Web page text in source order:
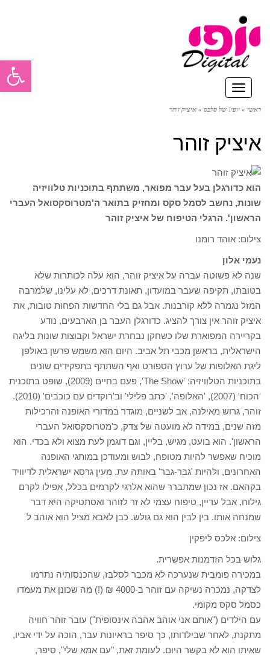
תפריט
ראשי » יופי! של סלבס » איציק זוהר
איציק זוהר
הוא כדורגלן בעל עבר מפואר, משתתף בתוכניות טלוויזיה
שונות, נחשב לסמל סקס ומחזיק בתואר ה'מטרוסקסואל העברי
הראשון'. הרגלי הטיפוח של איציק זוהר
צילום: אוהד רומנו
נעמי אלון
שנה לא פשוטה עברה על איציק זוהר, הוא עלה לכותרות שלא
בטובתו, תקיפה שעבר במועדון, תאונת דרכים, לא עלינו, שלמרבה
המזל נגמרה ללא קורבנות. אבל גם בלי החדשות הפחות טובות, את
איציק זוהר אין צורך להציג. כדורגלן העבר בן הארבעים, נודע
בקריירה המפוארת שלו כשחקן נבחרת ישראל וקבוצות שונות בליגה
הישראלית, בראשן מכבי תל אביב. היום הוא משמש פרשן באולפן
ליגת האלופות של ערוץ הספורט ואף השתתף בתפקידים שונים
בתוכניות הטלוויזיה: 'The Show', פעם בחיים (2009), שופט בתוכנית
'הכוח' (2007), 'האלופה', 'כתב פלילי' וב'רוקדים עם כוכבים' (2010).
זוהר, גרוש מאילנה, אב לשניים, מוגדר במדורי האופנה והרכילות
מזה שנים, במידה לא מועטה של צדק, כ'מטרוסקסואל העברי
הראשון'. הוא בועט, מגיש, בליין, וגם דוגמן לעת מצוא ולא בכדי. הוא
מוכיח שאפשר להיות מטופח, לבוש ומעודכן במותגי האופנה
האחרונים, ולהיות 'גבר-גבר' באותה עת. מעין גרסא ישראלית לדיוויד
בקהאם. אז נכון שמתברר שהוא אלרגי לקרמים בכלל, אפילו לקרם
גילוח, אבל עדיין, טיפוח עצמי לא זר לזוהר ואסתטיקה היא דבר
שמנחה אותו. בין לבין הוא גם גולש. כבן לאבא מציל הוא אוהב ל
צילום: אלכס ליפקין
גלוש בכל הזדמנות אפשרית.
במכירה פומבית שנערכה לא מכבר לסלבז, שהכנסותיה נתרמו
לצדקה, נמכרה נשיקה עם זוהר ב-4000 ₪ (!) מה שכונן את מעמדו
כסמל סקס מקומי.
עם הילדים ("אותם אני אוהב אהבה אינסופית") עובר זוהר חוויה
מתקנת, לאחר שבילדותו, כך סיפר בראיונות עבר, הוכה על ידי אביו,
שאיתו הוא לא בקשר היום. לעומת זאת, "עם אמא שלי", סיפר,
פתח